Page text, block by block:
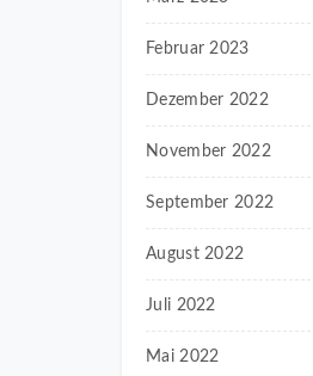
Februar 2023
Dezember 2022
November 2022
September 2022
August 2022
Juli 2022
Mai 2022